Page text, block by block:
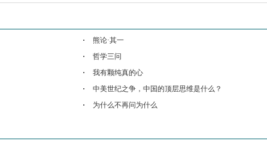
熊论·其一
哲学三问
我有颗纯真的心
中美世纪之争，中国的顶层思维是什么？
为什么不再问为什么